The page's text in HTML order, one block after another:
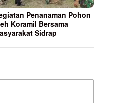
Penanaman Pohon
Koramil Bersama
Sidrap